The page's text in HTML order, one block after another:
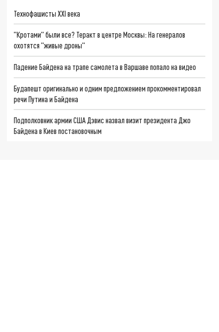
Технофашисты XXI века
"Кротами" были все? Теракт в центре Москвы: На генералов
охотятся "живые дроны"
Падение Байдена на трапе самолета в Варшаве попало на видео
Будапешт оригинально и одним предложением прокомментировал
речи Путина и Байдена
Подполковник армии США Дэвис назвал визит президента Джо
Байдена в Киев постановочным